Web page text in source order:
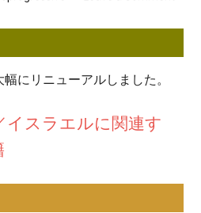
幅にリニューアルしました。
イスラエルに関連す